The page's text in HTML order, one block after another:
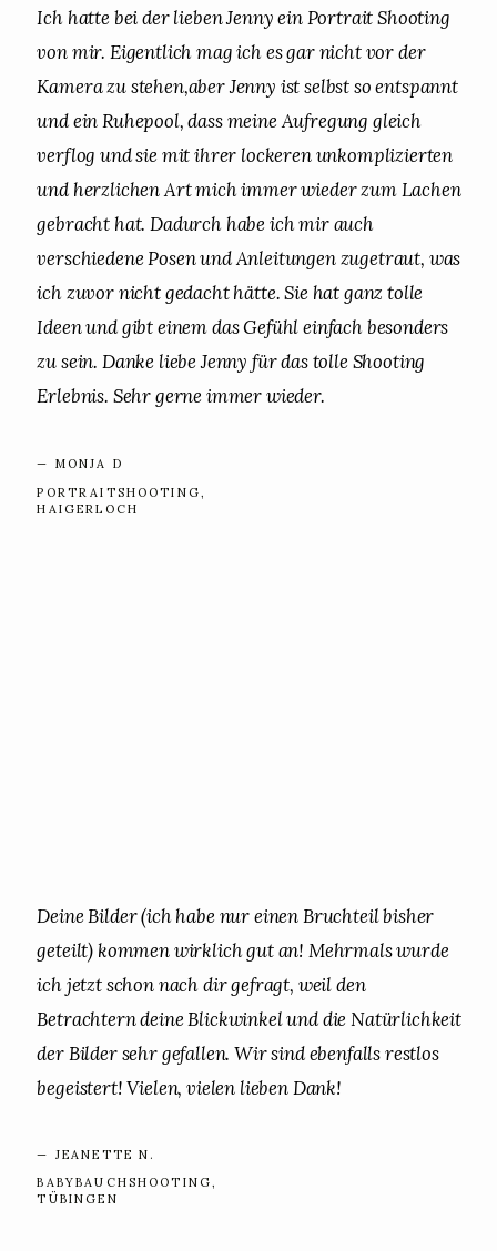
— MONJA D
PORTRAITSHOOTING,
HAIGERLOCH
— JEANETTE N.
BABYBAUCHSHOOTING,
TÜBINGEN
Ich hatte bei der lieben Jenny ein Portrait Shooting
von mir. Eigentlich mag ich es gar nicht vor der
Kamera zu stehen,aber Jenny ist selbst so entspannt
und ein Ruhepool, dass meine Aufregung gleich
verflog und sie mit ihrer lockeren unkomplizierten
und herzlichen Art mich immer wieder zum Lachen
gebracht hat. Dadurch habe ich mir auch
verschiedene Posen und Anleitungen zugetraut, was
ich zuvor nicht gedacht hätte. Sie hat ganz tolle
Ideen und gibt einem das Gefühl einfach besonders
zu sein. Danke liebe Jenny für das tolle Shooting
Erlebnis. Sehr gerne immer wieder.
Deine Bilder (ich habe nur einen Bruchteil bisher
geteilt) kommen wirklich gut an! Mehrmals wurde
ich jetzt schon nach dir gefragt, weil den
Betrachtern deine Blickwinkel und die Natürlichkeit
der Bilder sehr gefallen. Wir sind ebenfalls restlos
begeistert! Vielen, vielen lieben Dank!